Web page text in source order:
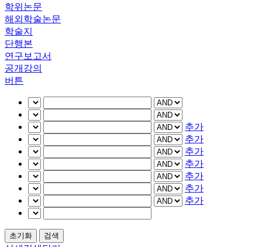
학위논문
해외학술논문
학술지
단행본
연구보고서
공개강의
버튼
추가
추가
추가
추가
추가
추가
추가